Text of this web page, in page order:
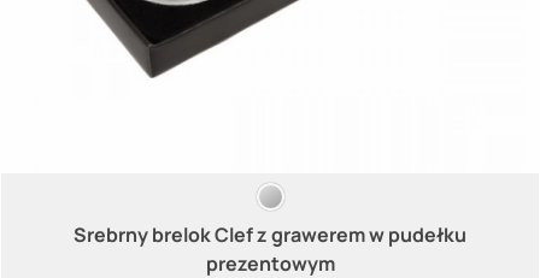
Srebrny brelok Clef z grawerem w pudełku
prezentowym